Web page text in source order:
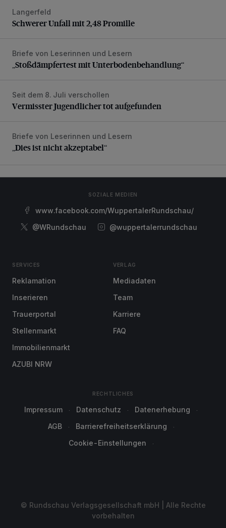
Schwerer Unfall mit 2,48 Promille
Langerfeld
Schwerer Unfall mit 2,48 Promille
„Stoßdämpfertest mit Unterbodenbehandlung“
Briefe von Leserinnen und Lesern
„Stoßdämpfertest mit Unterbodenbehandlung“
Vermisster Jugendlicher tot aufgefunden
Seit dem 8. Juli verschollen
Vermisster Jugendlicher tot aufgefunden
„Dies ist nicht akzeptabel“
Briefe von Leserinnen und Lesern
„Dies ist nicht akzeptabel“
SOZIALE MEDIEN
www.facebook.com/WuppertalerRundschau/
@WRundschau
@wuppertalerrundschau
SERVICES
Reklamation
Inserieren
Trauerportal
Stellenmarkt
Immobilienmarkt
AZUBI NRW
VERLAG
Mediadaten
Team
Karriere
FAQ
RECHTLICHES
Impressum Datenschutz
Datenerhebung
AGB
Barrierefreiheitserklärung
Cookie-Einstellungen
© Rundschau Verlagsgesellschaft mbH | Alle Rechte
vorbehalten